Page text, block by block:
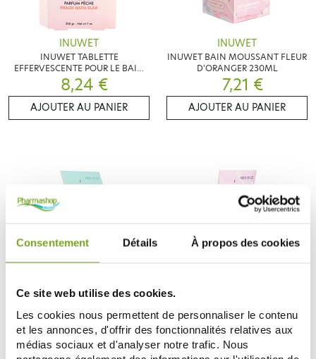
Consentement Détails À propos des cookies
Ce site web utilise des cookies.
Les cookies nous permettent de personnaliser le contenu
et les annonces, d'offrir des fonctionnalités relatives aux
médias sociaux et d'analyser notre trafic. Nous
INUWET
INUWET TABLETTE
EFFERVESCENTE POUR LE BAIN
PARFUM PECHE
8,24 €
AJOUTER AU PANIER
INUWET
INUWET BAIN MOUSSANT FLEUR
D'ORANGER 230ML
7,21 €
AJOUTER AU PANIER
INUWET
COCO 230ML
7,21 €
A PAPA 230ML
7,21 €